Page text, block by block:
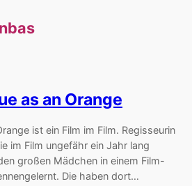
as an Orange
ist ein Film im Film. Regisseurin
im Film ungefähr ein Jahr lang
großen Mädchen in einem Film-
Die haben dort…